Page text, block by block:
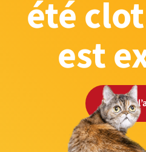
été
est
Retour à